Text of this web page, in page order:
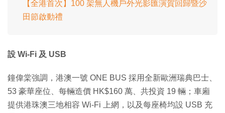
【全港首次】100 架無人機戶外光影匯演賀回歸暨沙
田節啟動禮
設 Wi-Fi 及 USB
鐘偉棠強調，港澳一號 ONE BUS 採用全新歐洲瑞典巴士、
53 豪華座位、每輛造價 HK$160 萬、共投資 19 輛；車廂
提供港珠澳三地相容 Wi-Fi 上網，以及每座椅均設 USB 充